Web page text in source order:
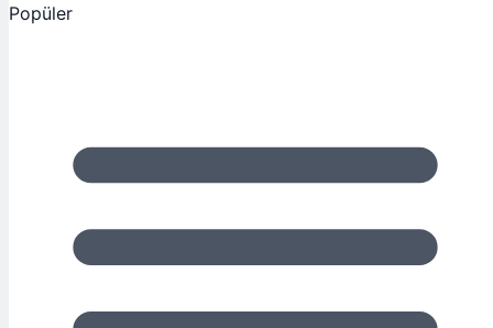
Popüler